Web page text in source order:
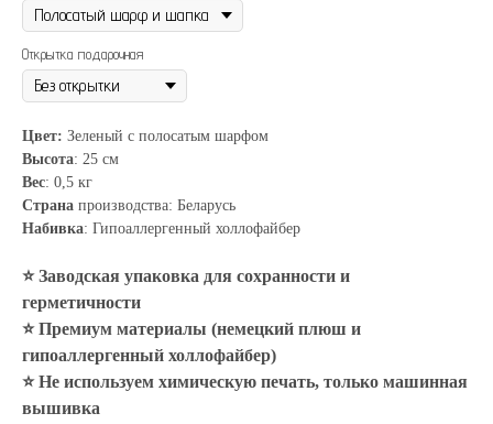
Открытка подарочная
Цвет: Зеленый с полосатым шарфом
Высота: 25 см
Вес: 0,5 кг
Страна производства: Беларусь
Набивка: Гипоаллергенный холлофайбер
⭐ Заводская упаковка для сохранности и
герметичности
⭐ Премиум материалы (немецкий плюш и
гипоаллергенный холлофайбер)
⭐ Не используем химическую печать, только машинная
вышивка